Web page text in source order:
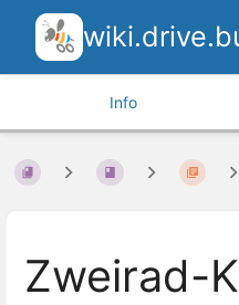
Info
Zweirad-